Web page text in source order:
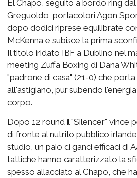
El Chapo, seguito a bordo ring
Greguoldo, portacolori Agon
dopo dodici riprese equilibrate
McKenna e subisce la prima
Il titolo iridato IBF a Dublino nel
meeting Zuffa Boxing di Dana
"padrone di casa" (21-0) che
all'astigiano, pur subendo
corpo.
Dopo 12 round il "Silencer" vince
di fronte al nutrito pubblico
studio, un paio di ganci efficaci di
tattiche hanno caratterizzato la
spesso allacciato al Chapo, che